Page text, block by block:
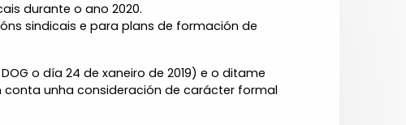
durante o ano 2020.
sindicais e para plans de formación de
o día 24 de xaneiro de 2019) e o ditame
conta unha consideración de carácter formal